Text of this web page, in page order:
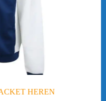
HEREN